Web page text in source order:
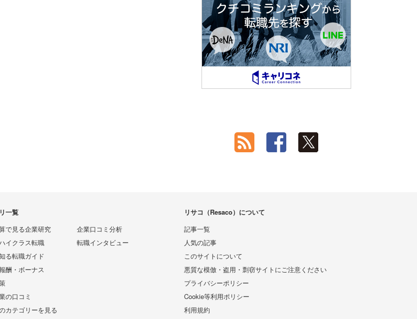
一覧
で見る企業研究
イクラス転職
る転職ガイド
酬・ボーナス
の口コミ
企業口コミ分析
転職インタビュー
カテゴリーを見る
リサコ（Resaco）について
記事一覧
人気の記事
このサイトについて
悪質な模倣・盗用・剽窃サイトにご注意ください
プライバシーポリシー
Cookie等利用ポリシー
利用規約